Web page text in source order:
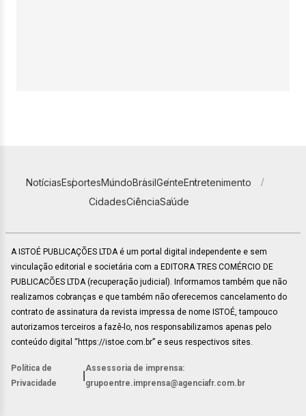
NotíciasEsportesMundoBrasilGenteEntretenimento
CidadesCiênciaSaúde
A ISTOÉ PUBLICAÇÕES LTDA é um portal digital independente e sem
vinculação editorial e societária com a EDITORA TRES COMÉRCIO DE
PUBLICACÕES LTDA (recuperação judicial). Informamos também que não
realizamos cobranças e que também não oferecemos cancelamento do
contrato de assinatura da revista impressa de nome ISTOÉ, tampouco
autorizamos terceiros a fazê-lo, nos responsabilizamos apenas pelo
conteúdo digital “https://istoe.com.br” e seus respectivos sites.
Política de
Privacidade
Assessoria de imprensa:
grupoentre.imprensa@agenciafr.com.br